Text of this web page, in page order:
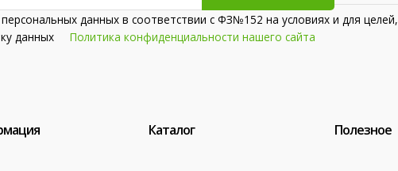
данных в соответствии с ФЗ№152 на условиях и для целей,
данных Политика конфиденциальности нашего сайта
Каталог Полезное